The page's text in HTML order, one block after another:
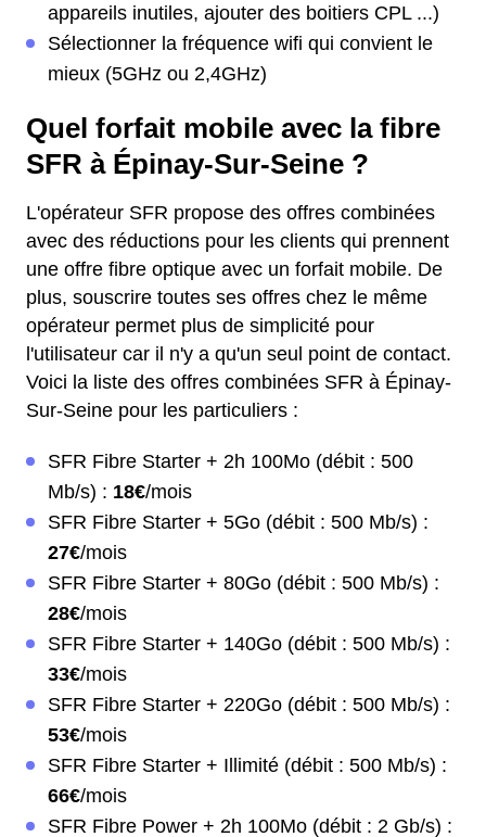
appareils inutiles, ajouter des boitiers CPL ...)
Sélectionner la fréquence wifi qui convient le
mieux (5GHz ou 2,4GHz)
Quel forfait mobile avec la fibre
SFR à Épinay-Sur-Seine ?
L'opérateur SFR propose des offres combinées
avec des réductions pour les clients qui prennent
une offre fibre optique avec un forfait mobile. De
plus, souscrire toutes ses offres chez le même
opérateur permet plus de simplicité pour
l'utilisateur car il n'y a qu'un seul point de contact.
Voici la liste des offres combinées SFR à Épinay-
Sur-Seine pour les particuliers :
SFR Fibre Starter + 2h 100Mo (débit : 500
Mb/s) : 18€/mois
SFR Fibre Starter + 5Go (débit : 500 Mb/s) :
27€/mois
SFR Fibre Starter + 80Go (débit : 500 Mb/s) :
28€/mois
SFR Fibre Starter + 140Go (débit : 500 Mb/s) :
33€/mois
SFR Fibre Starter + 220Go (débit : 500 Mb/s) :
53€/mois
SFR Fibre Starter + Illimité (débit : 500 Mb/s) :
66€/mois
SFR Fibre Power + 2h 100Mo (débit : 2 Gb/s) :